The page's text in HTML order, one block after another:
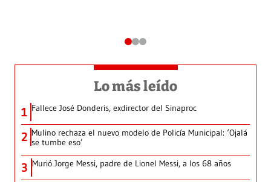
Lo más leído
1 Fallece José Donderis, exdirector del Sinaproc
2 Mulino rechaza el nuevo modelo de Policía Municipal: ‘Ojalá
se tumbe eso’
3 Murió Jorge Messi, padre de Lionel Messi, a los 68 años